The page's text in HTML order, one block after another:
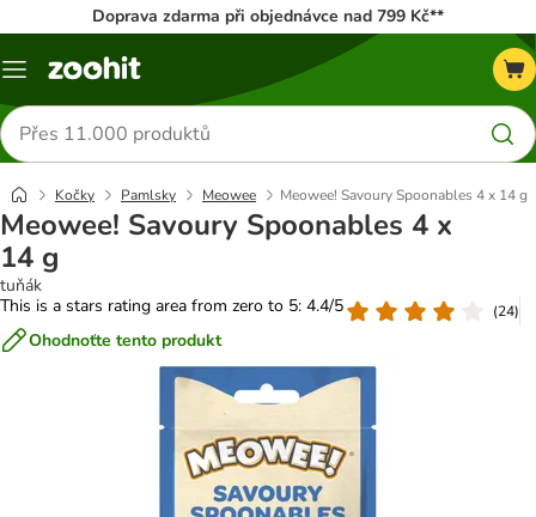
Doprava zdarma při objednávce nad 799 Kč**
Menu
Hledat
produkty
Kočky Pamlsky Meowee Meowee! Savoury Spoonables 4 x 14 g
Meowee! Savoury Spoonables 4 x
14 g
tuňák
This is a stars rating area from zero to 5: 4.4/5
(24)
Ohodnoťte tento produkt